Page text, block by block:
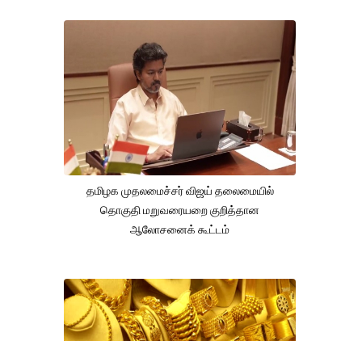
தமிழக முதலமைச்சர் விஜய் தலைமையில்
தொகுதி மறுவரையறை குறித்தான
ஆலோசனைக் கூட்டம்